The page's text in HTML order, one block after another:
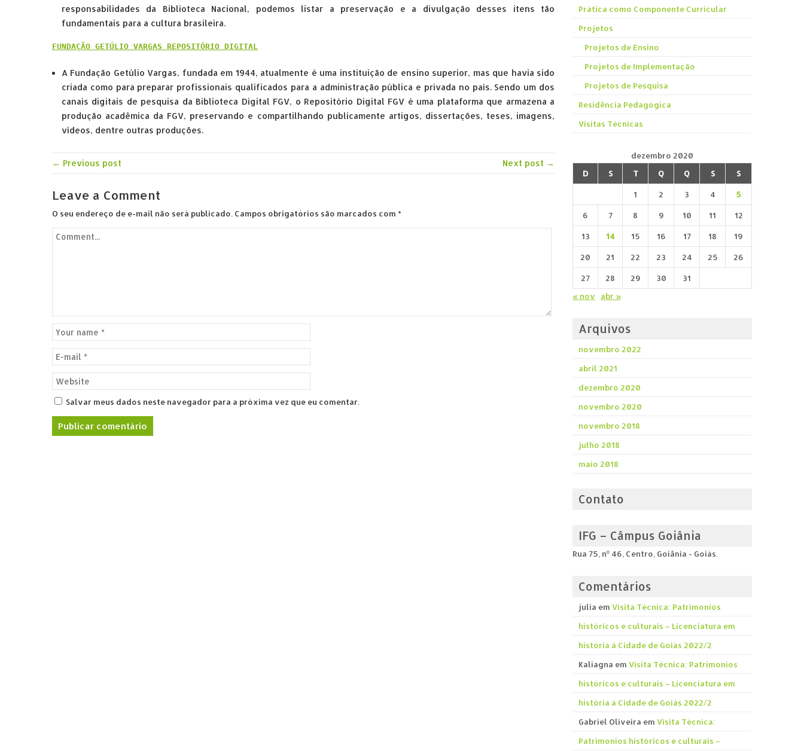
responsabilidades da Biblioteca Nacional, podemos listar a preservação e a divulgação desses itens tão
fundamentais para a cultura brasileira.
FUNDAÇÃO GETÚLIO VARGAS REPOSITÓRIO DIGITAL
A Fundação Getúlio Vargas, fundada em 1944, atualmente é uma instituição de ensino superior, mas que havia sido
criada como para preparar profissionais qualificados para a administração pública e privada no país. Sendo um dos
canais digitais de pesquisa da Biblioteca Digital FGV, o Repositório Digital FGV é uma plataforma que armazena a
produção acadêmica da FGV, preservando e compartilhando publicamente artigos, dissertações, teses, imagens,
vídeos, dentre outras produções.
← Previous post Next post →
Leave a Comment
O seu endereço de e-mail não será publicado. Campos obrigatórios são marcados com *
Salvar meus dados neste navegador para a próxima vez que eu comentar.
Prática como Componente Curricular
Projetos
Projetos de Ensino
Projetos de Implementação
Projetos de Pesquisa
Residência Pedagógica
Visitas Técnicas
dezembro 2020
D
S T Q Q S S
1 2 3 4 5
6 7 8 9 10 11 12
13 14 15 16 17 18 19
20 21 22 23 24 25 26
27 28 29 30
31
« nov
abr »
Arquivos
novembro 2022
abril 2021
dezembro 2020
novembro 2020
novembro 2018
julho 2018
maio 2018
Contato
IFG – Câmpus Goiânia
Rua 75, nº 46, Centro, Goiânia - Goiás.
Comentários
julia em Visita Técnica: Patrimonios
históricos e culturais – Licenciatura em
história á Cidade de Goiás 2022/2
Kaliagna em Visita Técnica: Patrimonios
históricos e culturais – Licenciatura em
história á Cidade de Goiás 2022/2
Gabriel Oliveira em Visita Técnica:
Patrimonios históricos e culturais –